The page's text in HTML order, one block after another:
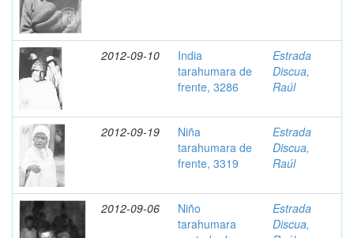
2012-09-10
India
tarahumara de
frente, 3286
Estrada
Discua,
Raúl
2012-09-19
Niña
tarahumara de
frente, 3319
Estrada
Discua,
Raúl
2012-09-06
Niño
tarahumara
Estrada
Discua,